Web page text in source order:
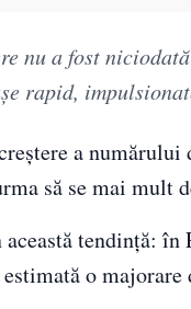
nu a fost
rapid,
a
să se mai
tendință:
o